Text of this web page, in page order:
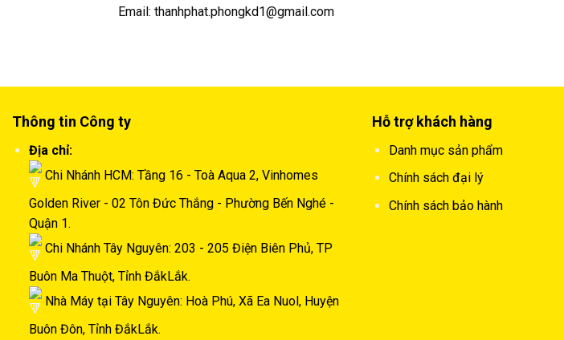
Email: thanhphat.phongkd1@gmail.com
Thông tin Công ty
Địa chỉ:
Chi Nhánh HCM: Tầng 16 - Toà Aqua 2, Vinhomes
Golden River - 02 Tôn Đức Thắng - Phường Bến Nghé -
Quận 1.
Chi Nhánh Tây Nguyên: 203 - 205 Điện Biên Phủ, TP
Buôn Ma Thuột, Tỉnh ĐắkLắk.
Nhà Máy tại Tây Nguyên: Hoà Phú, Xã Ea Nuol, Huyện
Buôn Đôn, Tỉnh ĐắkLắk.
Hỗ trợ khách hàng
Danh mục sản phẩm
Chính sách đại lý
Chính sách bảo hành